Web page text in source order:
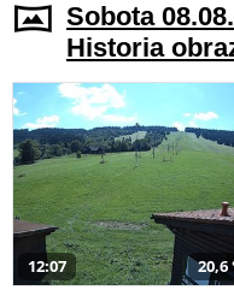
Sobota
Historia
12:07 20,6